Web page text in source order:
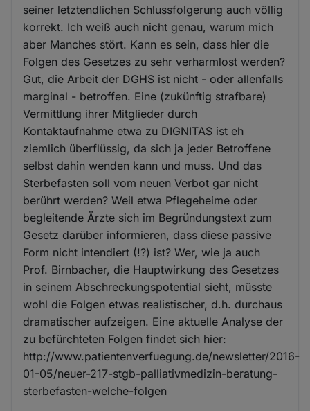
seiner letztendlichen Schlussfolgerung auch völlig
korrekt. Ich weiß auch nicht genau, warum mich
aber Manches stört. Kann es sein, dass hier die
Folgen des Gesetzes zu sehr verharmlost werden?
Gut, die Arbeit der DGHS ist nicht - oder allenfalls
marginal - betroffen. Eine (zukünftig strafbare)
Vermittlung ihrer Mitglieder durch
Kontaktaufnahme etwa zu DIGNITAS ist eh
ziemlich überflüssig, da sich ja jeder Betroffene
selbst dahin wenden kann und muss. Und das
Sterbefasten soll vom neuen Verbot gar nicht
berührt werden? Weil etwa Pflegeheime oder
begleitende Ärzte sich im Begründungstext zum
Gesetz darüber informieren, dass diese passive
Form nicht intendiert (!?) ist? Wer, wie ja auch
Prof. Birnbacher, die Hauptwirkung des Gesetzes
in seinem Abschreckungspotential sieht, müsste
wohl die Folgen etwas realistischer, d.h. durchaus
dramatischer aufzeigen. Eine aktuelle Analyse der
zu befürchteten Folgen findet sich hier:
http://www.patientenverfuegung.de/newsletter/2016-
01-05/neuer-217-stgb-palliativmedizin-beratung-
sterbefasten-welche-folgen